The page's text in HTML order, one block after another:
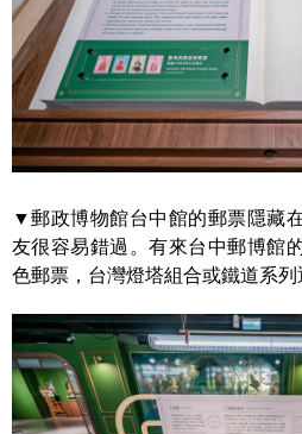
▼郵政博物館台中館的郵票隱藏
友很容易錯過。有來台中郵博館
色郵票，台灣燈塔組合或鐵道系列